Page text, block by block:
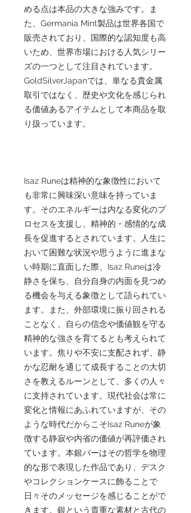
める点は本品の大きな強みです。ま
た、Germania Mint製品は世界各国で
販売されており、国際的な認知度も高
いため、世界市場における人気シリー
ズの一つとして注目されています。
GoldSilverJapanでは、単なる貴金属
取引ではなく、歴史や文化を感じられ
る価値あるアイテムとして本商品を取
り扱っています。
Isaz Runeは精神的な象徴性において
も非常に興味深い意味を持っていま
す。そのエネルギーは内なる変化のプ
ロセスを支援し、精神的・感情的な成
長を促進するとされています。人生に
おいて困難な状況や思うように進まな
い時期に直面した際、Isaz Runeは冷
静さを保ち、自分自身の内面を見つめ
る機会を与える象徴として語られてい
ます。また、外部環境に振り回される
ことなく、自らの信念や価値観を守る
精神的な強さを育てるとも考えられて
います。焦りや不安に支配されず、静
かな忍耐を通じて成長することの大切
さを教えるルーンとして、多くの人々
に支持されています。現代社会は常に
変化と情報にあふれていますが、その
ような時代だからこそIsaz Runeが象
徴する静寂や内省の価値が再評価され
ています。本銀バーはその哲学を物理
的な形で表現した作品であり、デスク
やコレクションケースに飾ることで
日々そのメッセージを感じることがで
きます。銀という貴重な素材と古代の